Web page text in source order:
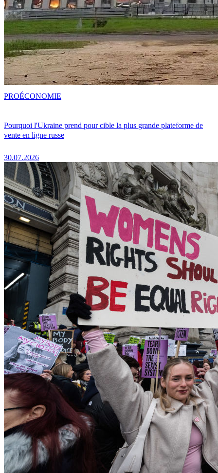
Pourquoi l'Ukraine prend pour cible la plus grande plateforme de
vente en ligne russe
30.07.2026
PROÉCONOMIE